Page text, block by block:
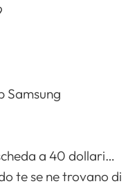
Samsung
a 40 dollari…
te se ne trovano di